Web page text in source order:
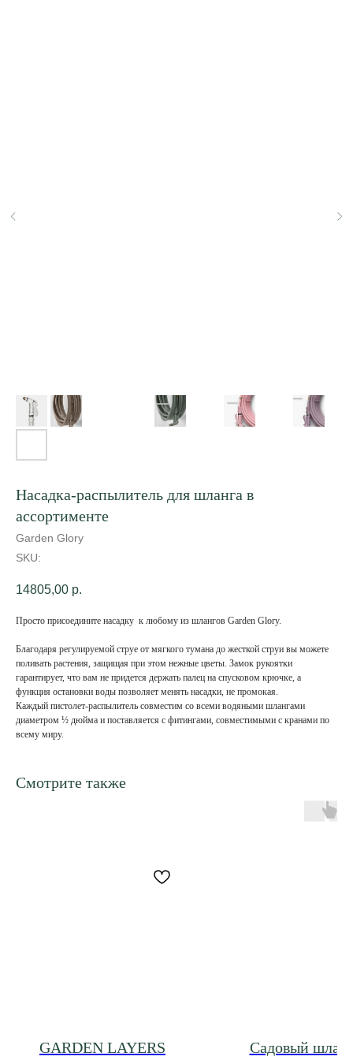
Насадка-распылитель для шланга в
ассортименте
Garden Glory
SKU:
14805,00 р.
Просто присоедините насадку к любому из шлангов Garden Glory.
Благодаря регулируемой струе от мягкого тумана до жесткой струи вы можете
поливать растения, защищая при этом нежные цветы. Замок рукоятки
гарантирует, что вам не придется держать палец на спусковом крючке, а
функция остановки воды позволяет менять насадки, не промокая.
Каждый пистолет-распылитель совместим со всеми водяными шлангами
диаметром ½ дюйма и поставляется с фитингами, совместимыми с кранами по
всему миру.
Смотрите также
GARDEN LAYERS
Садовый